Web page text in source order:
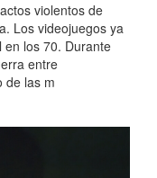
violentos de
Los videojuegos ya
en los 70. Durante
entre
de las m